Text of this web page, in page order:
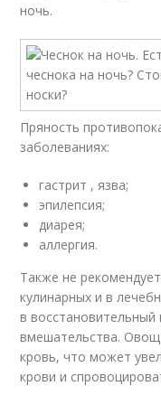
ночь.
Пряность
заболеваниях:
гастрит , язва;
эпилепсия;
диарея;
аллергия.
Также не
кулинарных и в
в восстановительный
вмешательства.
кровь, что может
крови и